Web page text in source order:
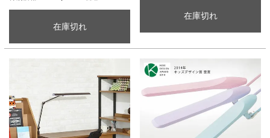
在庫切れ
購入ページを見る
在庫切れ
カートに入れる